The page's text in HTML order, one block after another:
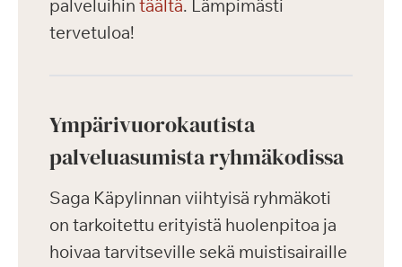
palveluihin täältä. Lämpimästi
tervetuloa!
Ympärivuorokautista
palveluasumista ryhmäkodissa
Saga Käpylinnan viihtyisä ryhmäkoti
on tarkoitettu erityistä huolenpitoa ja
hoivaa tarvitseville sekä muistisairaille